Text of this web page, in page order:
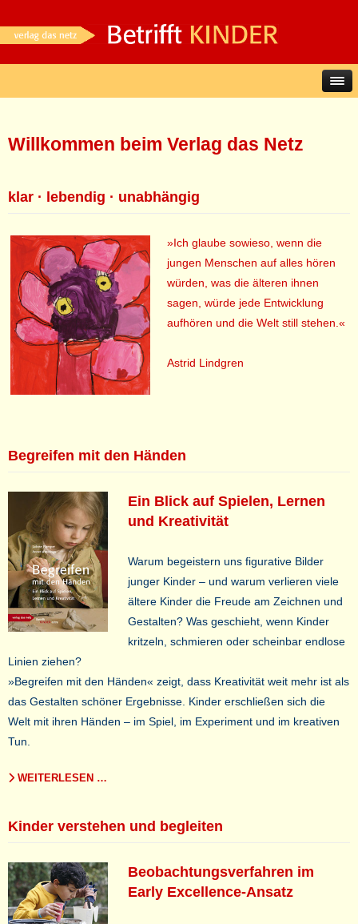
Willkommen beim Verlag das Netz
klar · lebendig · unabhängig
»Ich glaube sowieso, wenn die
jungen Menschen auf alles hören
würden, was die älteren ihnen
sagen, würde jede Entwicklung
aufhören und die Welt still stehen.«
Astrid Lindgren
Begreifen mit den Händen
Ein Blick auf Spielen, Lernen
und Kreativität
Warum begeistern uns figurative Bilder
junger Kinder – und warum verlieren viele
ältere Kinder die Freude am Zeichnen und
Gestalten? Was geschieht, wenn Kinder
kritzeln, schmieren oder scheinbar endlose
Linien ziehen?
»Begreifen mit den Händen« zeigt, dass Kreativität weit mehr ist als
das Gestalten schöner Ergebnisse. Kinder erschließen sich die
Welt mit ihren Händen – im Spiel, im Experiment und im kreativen
Tun.
WEITERLESEN …
Kinder verstehen und begleiten
Beobachtungsverfahren im
Early Excellence-Ansatz